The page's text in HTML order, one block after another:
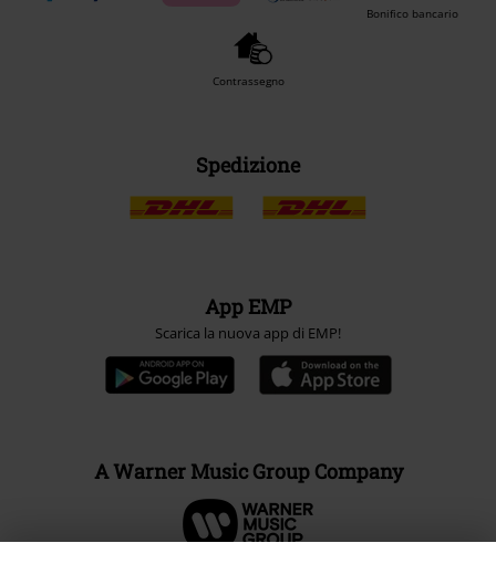
Bonifico bancario
Contrassegno
Spedizione
App EMP
Scarica la nuova app di EMP!
A Warner Music Group Company